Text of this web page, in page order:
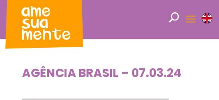
AGÊNCIA BRASIL – 07.03.24